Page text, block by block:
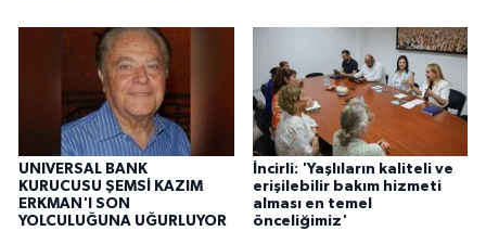
UNIVERSAL BANK
KURUCUSU ŞEMSİ KAZIM
ERKMAN'I SON
YOLCULUĞUNA UĞURLUYOR
İncirli: 'Yaşlıların kaliteli ve
erişilebilir bakım hizmeti
alması en temel
önceliğimiz'